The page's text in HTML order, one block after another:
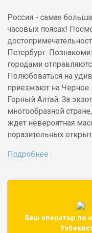
Россия - самая
часовых поясах!
Петербург.
городами
Полюбоваться на
приезжают на Черное
Горный Алтай. За
многообразной
ждет невероятная
поразительных
Подробнее
Ваш оператор по